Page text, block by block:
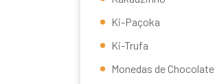
Ki-Paçoka
Ki-Trufa
Monedas de Chocolate